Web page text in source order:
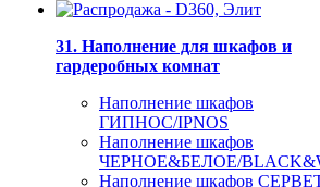
31. Наполнение для шкафов и
гардеробных комнат
Наполнение шкафов
ГИПНОС/IPNOS
Наполнение шкафов
ЧЕРНОЕ&БЕЛОЕ/
Наполнение шкафов